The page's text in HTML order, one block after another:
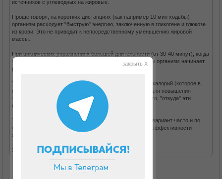
источников с углеводных на жировые.
Проще говоря, на коротких дистанциях (как например 10 мин ходьбы)
организм расходует "быструю" энергию, заключенную в гликогене и глюкозе
из крови. Это не приводит к непосредственному уменьшению жировой
массы.
При циклических упражнениях большей длительности (от 30-40 минут), когда
заканчивается запас гликогена, для пополнения энергии организм начинает
расщеплять жировые запасы.
Т.о. помимо простого количества потраченных за день калорий (которое в
обоих случаях будет арифметически равное) следует для повышения
эффективности упражнений (в т.ч. ходьбы) учитывать то, "откуда" эти
калории берутся.
Так что, если нет возможности ходить сразу долго - то вариант часто и по
чуть-чуть лучше, чем вообще ничего не делать. Но по эффективности
ходьба от 30 мин и больше - будет несколько полезнее.
Удачного похудания!
закрыть X